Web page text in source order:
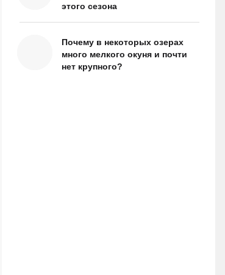
этого сезона
Почему в некоторых озерах
много мелкого окуня и почти
нет крупного?